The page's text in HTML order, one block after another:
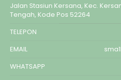
Jalan Stasiun Kersana, Kec.
Tengah, Kode Pos 52264
TELEPON
EMAIL
WHATSAPP